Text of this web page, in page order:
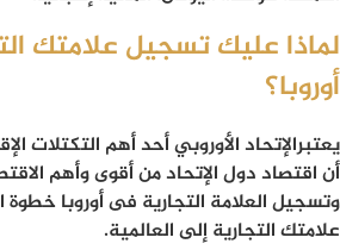
لماذا عليك تسجيل علامتك
أوروبا؟
يعتبرالإتحاد الأوروبي أحد أهم التكتلات
أن اقتصاد دول الإتحاد من أقوى وأهم
وتسجيل العلامة التجارية فى أوروبا
علامتك التجارية إلى العالمية.